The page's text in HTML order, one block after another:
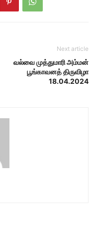
Next article
வல்வை முத்துமாரி அம்மன்
பூங்காவனத் திருவிழா
18.04.2024